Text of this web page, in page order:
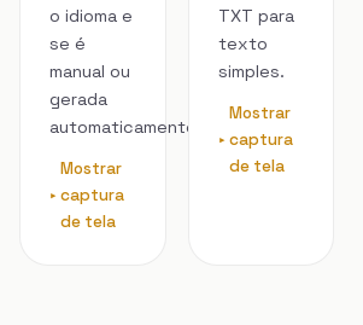
o idioma e
se é
manual ou
gerada
automaticamente.
Mostrar
captura
de tela
TXT para
texto
simples.
Mostrar
captura
de tela